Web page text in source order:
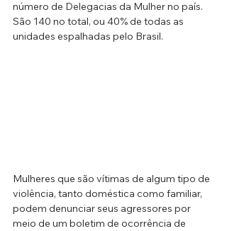
número de Delegacias da Mulher no país.
São 140 no total, ou 40% de todas as
unidades espalhadas pelo Brasil.
Mulheres que são vítimas de algum tipo de
violência, tanto doméstica como familiar,
podem denunciar seus agressores por
meio de um boletim de ocorrência de